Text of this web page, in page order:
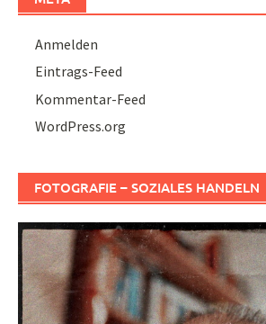
Anmelden
Eintrags-Feed
Kommentar-Feed
WordPress.org
FOTOGRAFIE – SOZIALES HANDELN